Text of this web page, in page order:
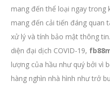
mang đến thể loại ngay trong
mang đến cải tiến đáng quan
xử lý và tính bảo mật thông
diện đại dịch COVID-19,
lượng của hầu như quý bởi vì
hàng nghìn nhà hình như trở